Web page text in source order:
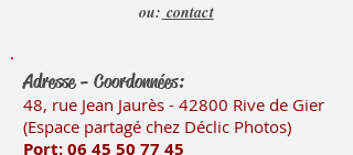
ou: contact
Adresse - Coordonnées:
48, rue Jean Jaurès - 42800 Rive de Gier
(Espace partagé chez Déclic Photos)
Port: 06 45 50 77 45